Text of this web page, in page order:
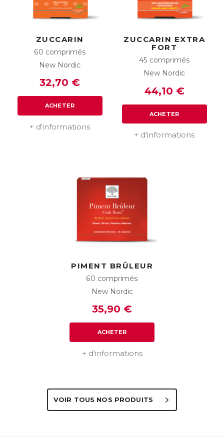
ZUCCARIN
60 comprimés
New Nordic
32,70 €
ACHETER
+ d'informations
ZUCCARIN EXTRA
FORT
45 comprimés
New Nordic
44,10 €
ACHETER
+ d'informations
PIMENT BRÛLEUR
60 comprimés
New Nordic
35,90 €
ACHETER
+ d'informations
VOIR TOUS NOS PRODUITS